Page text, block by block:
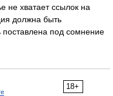
не хватает ссылок на
должна быть
под сомнение
18+